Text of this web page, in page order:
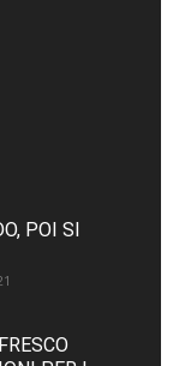
POI SI